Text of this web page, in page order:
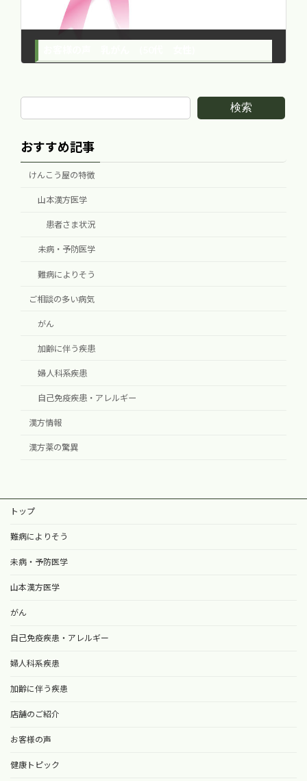
検索
おすすめ記事
けんこう屋の特徴
山本漢方医学
患者さま状況
未病・予防医学
難病によりそう
ご相談の多い病気
がん
加齢に伴う疾患
婦人科系疾患
自己免疫疾患・アレルギー
漢方情報
漢方薬の驚異
トップ
難病によりそう
未病・予防医学
山本漢方医学
がん
自己免疫疾患・アレルギー
婦人科系疾患
加齢に伴う疾患
店舗のご紹介
お客様の声
健康トピック